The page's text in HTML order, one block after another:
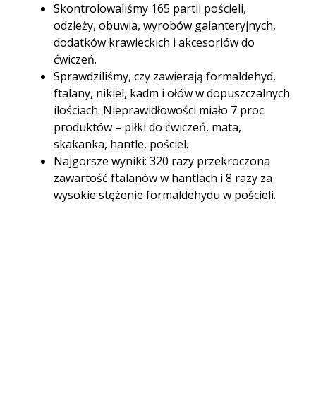
Skontrolowaliśmy 165 partii pościeli,
odzieży, obuwia, wyrobów galanteryjnych,
dodatków krawieckich i akcesoriów do
ćwiczeń.
Sprawdziliśmy, czy zawierają formaldehyd,
ftalany, nikiel, kadm i ołów w dopuszczalnych
ilościach. Nieprawidłowości miało 7 proc.
produktów – piłki do ćwiczeń, mata,
skakanka, hantle, pościel.
Najgorsze wyniki: 320 razy przekroczona
zawartość ftalanów w hantlach i 8 razy za
wysokie stężenie formaldehydu w pościeli.